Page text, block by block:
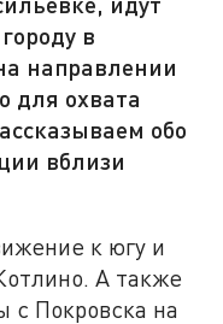
в
направлении
для охвата
обо
вблизи
к югу и
А также
с Покровска на